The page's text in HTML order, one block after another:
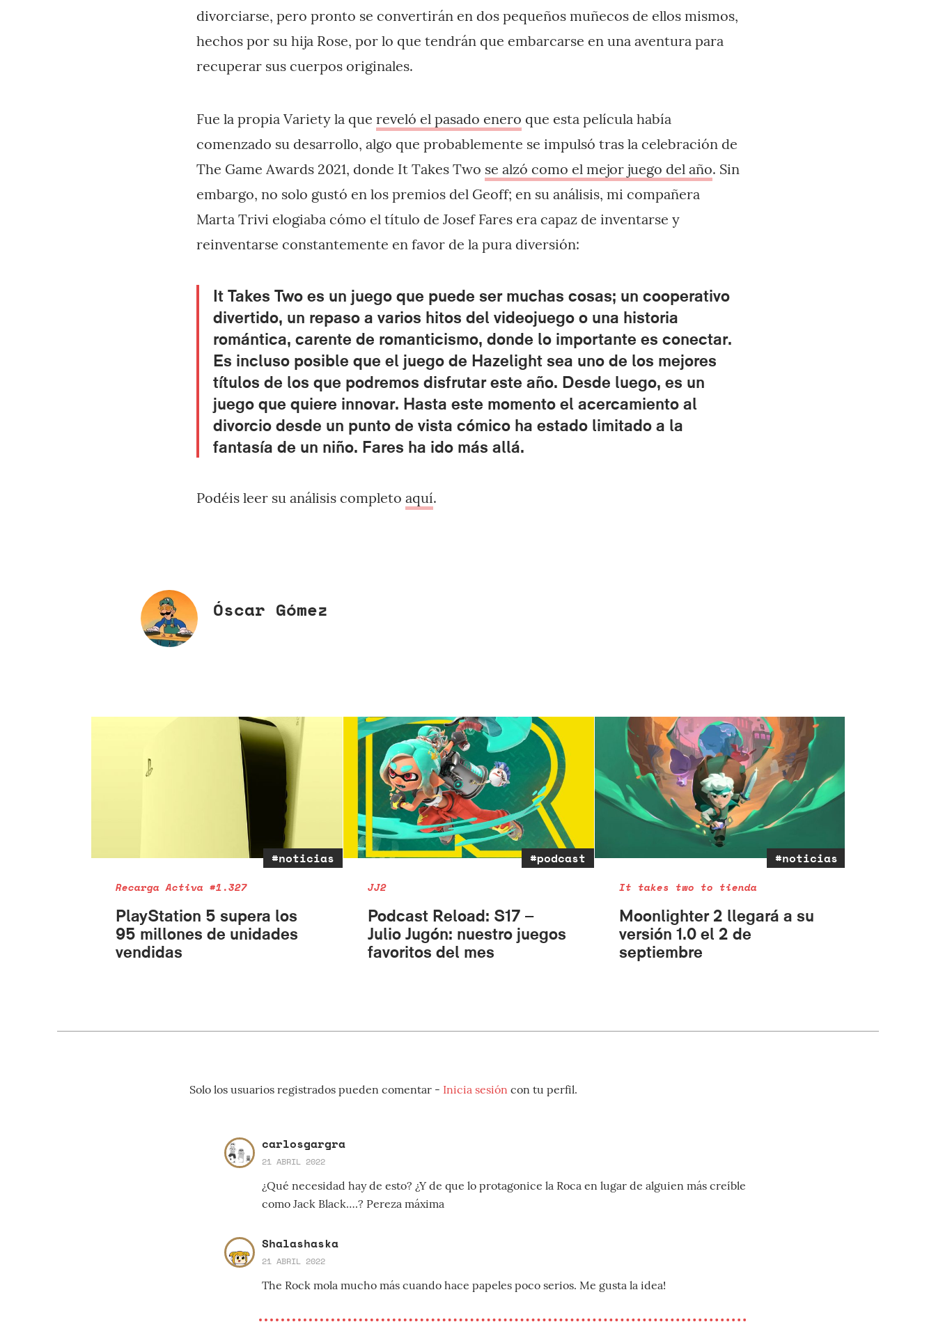
divorciarse, pero pronto se convertirán en dos pequeños muñecos de ellos mismos,
hechos por su hija Rose, por lo que tendrán que embarcarse en una aventura para
recuperar sus cuerpos originales.
Fue la propia Variety la que reveló el pasado enero que esta película había
comenzado su desarrollo, algo que probablemente se impulsó tras la celebración de
The Game Awards 2021, donde It Takes Two se alzó como el mejor juego del año. Sin
embargo, no solo gustó en los premios del Geoff; en su análisis, mi compañera
Marta Trivi elogiaba cómo el título de Josef Fares era capaz de inventarse y
reinventarse constantemente en favor de la pura diversión:
It Takes Two es un juego que puede ser muchas cosas; un cooperativo
divertido, un repaso a varios hitos del videojuego o una historia
romántica, carente de romanticismo, donde lo importante es conectar.
Es incluso posible que el juego de Hazelight sea uno de los mejores
títulos de los que podremos disfrutar este año. Desde luego, es un
juego que quiere innovar. Hasta este momento el acercamiento al
divorcio desde un punto de vista cómico ha estado limitado a la
fantasía de un niño. Fares ha ido más allá.
Podéis leer su análisis completo aquí.
Óscar Gómez
#noticias
Recarga Activa #1.327
PlayStation 5 supera los
95 millones de unidades
vendidas
#podcast
JJ2
Podcast Reload: S17 –
Julio Jugón: nuestro juegos
favoritos del mes
#noticias
It takes two to tienda
Moonlighter 2 llegará a su
versión 1.0 el 2 de
septiembre
Solo los usuarios registrados pueden comentar - Inicia sesión con tu perfil.
carlosgargra
21 ABRIL 2022
¿Qué necesidad hay de esto? ¿Y de que lo protagonice la Roca en lugar de alguien más creíble
como Jack Black….? Pereza máxima
Shalashaska
21 ABRIL 2022
The Rock mola mucho más cuando hace papeles poco serios. Me gusta la idea!